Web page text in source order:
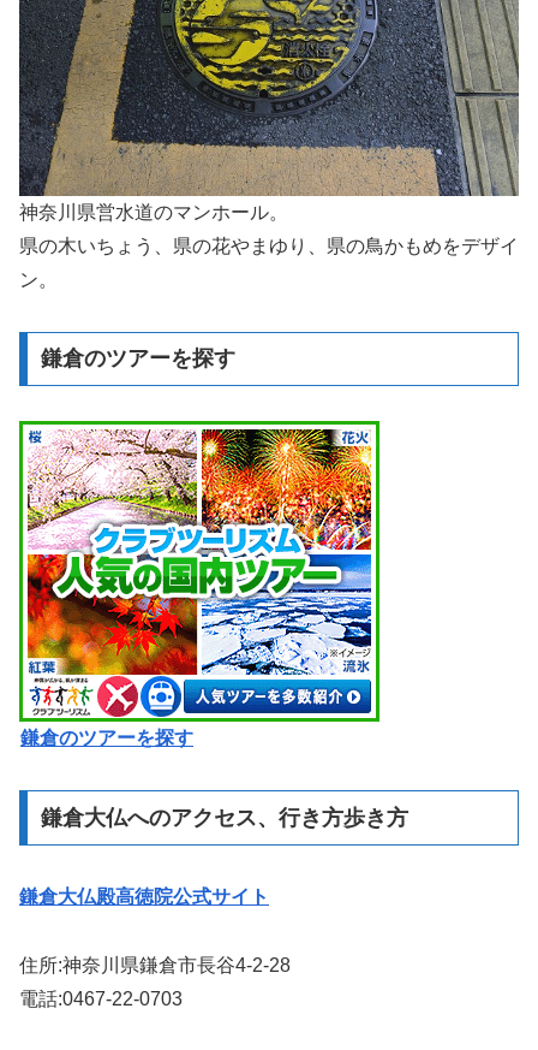
神奈川県営水道のマンホール。
県の木いちょう、県の花やまゆり、県の鳥かもめをデザイ
ン。
鎌倉のツアーを探す
鎌倉のツアーを探す
鎌倉大仏へのアクセス、行き方歩き方
鎌倉大仏殿高徳院公式サイト
住所:神奈川県鎌倉市長谷4-2-28
電話:0467-22-0703